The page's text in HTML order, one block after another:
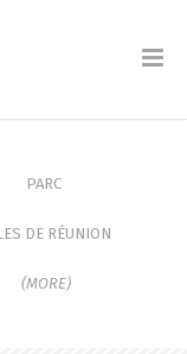
PARC
DE RÉUNION
(MORE)